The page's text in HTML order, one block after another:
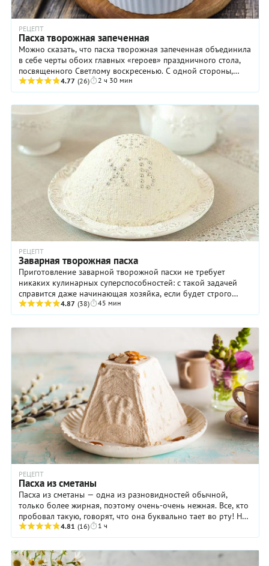
РЕЦЕПТ
Пасха творожная запеченная
Можно сказать, что пасха творожная запеченная объединила
в себе черты обоих главных «героев» праздничного стола,
посвященного Светлому воскресенью. С одной стороны,
если смотреть на ингредиенты, вроде ...
4.77 (26) 2 ч 30 мин
РЕЦЕПТ
Заварная творожная пасха
Приготовление заварной творожной пасхи не требует
никаких кулинарных суперспособностей: с такой задачей
справится даже начинающая хозяйка, если будет строго
соблюдать все указания рецепта. Самое ...
4.87 (38) 45 мин
РЕЦЕПТ
Пасха из сметаны
Пасха из сметаны — одна из разновидностей обычной,
только более жирная, поэтому очень-очень нежная. Все, кто
пробовал такую, говорят, что она буквально тает во рту! Но
это еще не все. Отличительной ...
4.81 (16) 1 ч